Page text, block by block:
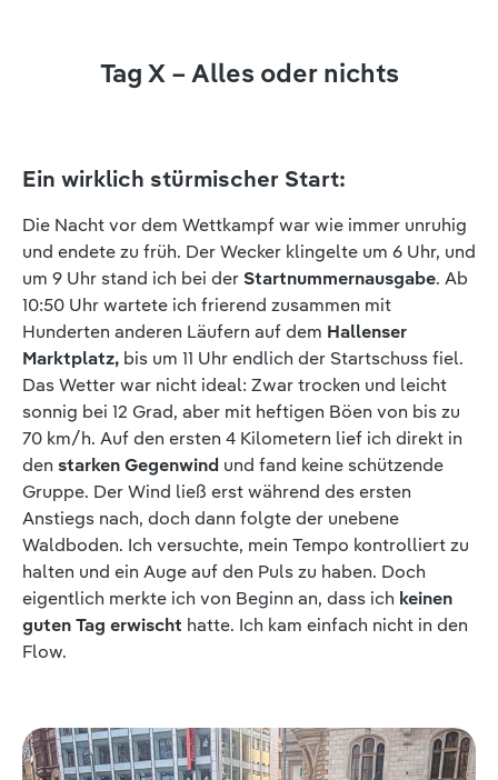
Tag X – Alles oder nichts
Ein wirklich stürmischer Start:
Die Nacht vor dem Wettkampf war wie immer unruhig
und endete zu früh. Der Wecker klingelte um 6 Uhr, und
um 9 Uhr stand ich bei derStartnummernausgabe. Ab
10:50 Uhr wartete ich frierend zusammen mit
Hunderten anderen Läufern auf dem Hallenser
Marktplatz, bis um 11 Uhr endlich der Startschuss fiel.
Das Wetter war nicht ideal: Zwar trocken und leicht
sonnig bei 12 Grad, aber mit heftigen Böen von bis zu
70 km/h. Auf den ersten 4 Kilometern lief ich direkt in
den starken Gegenwind und fand keine schützende
Gruppe. Der Wind ließ erst während des ersten
Anstiegs nach, doch dann folgte der unebene
Waldboden. Ich versuchte, mein Tempo kontrolliert zu
halten und ein Auge auf den Puls zu haben. Doch
eigentlich merkte ich von Beginn an, dass ich keinen
guten Tag erwischt hatte. Ich kam einfach nicht in den
Flow.